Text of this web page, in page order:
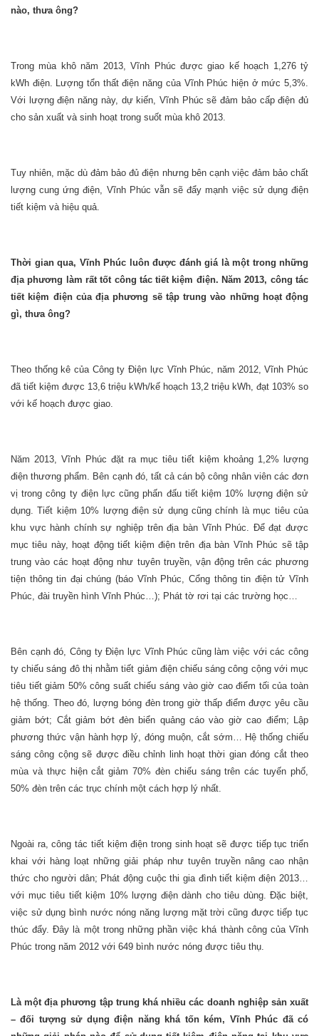
nào, thưa ông?
Trong mùa khô năm 2013, Vĩnh Phúc được giao kế hoạch 1,276 tỷ
kWh điện. Lượng tổn thất điện năng của Vĩnh Phúc hiện ở mức 5,3%.
Với lượng điện năng này, dự kiến, Vĩnh Phúc sẽ đảm bảo cấp điện đủ
cho sản xuất và sinh hoạt trong suốt mùa khô 2013.
Tuy nhiên, mặc dù đảm bảo đủ điện nhưng bên cạnh việc đảm bảo chất
lượng cung ứng điện, Vĩnh Phúc vẫn sẽ đẩy mạnh việc sử dụng điện
tiết kiệm và hiệu quả.
Thời gian qua, Vĩnh Phúc luôn được đánh giá là một trong những
địa phương làm rất tốt công tác tiết kiệm điện. Năm 2013, công tác
tiết kiệm điện của địa phương sẽ tập trung vào những hoạt động
gì, thưa ông?
Theo thống kê của Công ty Điện lực Vĩnh Phúc, năm 2012, Vĩnh Phúc
đã tiết kiệm được 13,6 triệu kWh/kế hoạch 13,2 triệu kWh, đạt 103% so
với kế hoạch được giao.
Năm 2013, Vĩnh Phúc đặt ra mục tiêu tiết kiệm khoảng 1,2% lượng
điện thương phẩm. Bên cạnh đó, tất cả cán bộ công nhân viên các đơn
vị trong công ty điện lực cũng phấn đấu tiết kiệm 10% lượng điện sử
dụng. Tiết kiệm 10% lượng điện sử dụng cũng chính là mục tiêu của
khu vực hành chính sự nghiệp trên địa bàn Vĩnh Phúc. Để đạt được
mục tiêu này, hoạt động tiết kiệm điện trên địa bàn Vĩnh Phúc sẽ tập
trung vào các hoạt động như tuyên truyền, vận động trên các phương
tiện thông tin đại chúng (báo Vĩnh Phúc, Cổng thông tin điện tử Vĩnh
Phúc, đài truyền hình Vĩnh Phúc…); Phát tờ rơi tại các trường học…
Bên cạnh đó, Công ty Điện lực Vĩnh Phúc cũng làm việc với các công
ty chiếu sáng đô thị nhằm tiết giảm điện chiếu sáng công cộng với mục
tiêu tiết giảm 50% công suất chiếu sáng vào giờ cao điểm tối của toàn
hệ thống. Theo đó, lượng bóng đèn trong giờ thấp điểm được yêu cầu
giảm bớt; Cắt giảm bớt đèn biển quảng cáo vào giờ cao điểm; Lập
phương thức vận hành hợp lý, đóng muộn, cắt sớm… Hệ thống chiếu
sáng công cộng sẽ được điều chỉnh linh hoạt thời gian đóng cắt theo
mùa và thực hiện cắt giảm 70% đèn chiếu sáng trên các tuyến phố,
50% đèn trên các trục chính một cách hợp lý nhất.
Ngoài ra, công tác tiết kiệm điện trong sinh hoạt sẽ được tiếp tục triển
khai với hàng loạt những giải pháp như tuyên truyền nâng cao nhận
thức cho người dân; Phát động cuộc thi gia đình tiết kiệm điện 2013…
với mục tiêu tiết kiệm 10% lượng điện dành cho tiêu dùng. Đặc biệt,
việc sử dụng bình nước nóng năng lượng mặt trời cũng được tiếp tục
thúc đẩy. Đây là một trong những phần việc khá thành công của Vĩnh
Phúc trong năm 2012 với 649 bình nước nóng được tiêu thụ.
Là một địa phương tập trung khá nhiều các doanh nghiệp sản xuất
– đối tượng sử dụng điện năng khá tốn kém, Vĩnh Phúc đã có